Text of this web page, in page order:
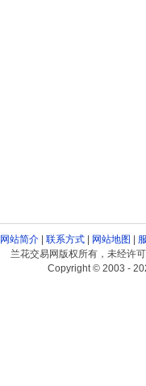
网站简介| 联系方式| 网站地图 |
兰花交易网版权所有，未经许
Copyright © 2003 -